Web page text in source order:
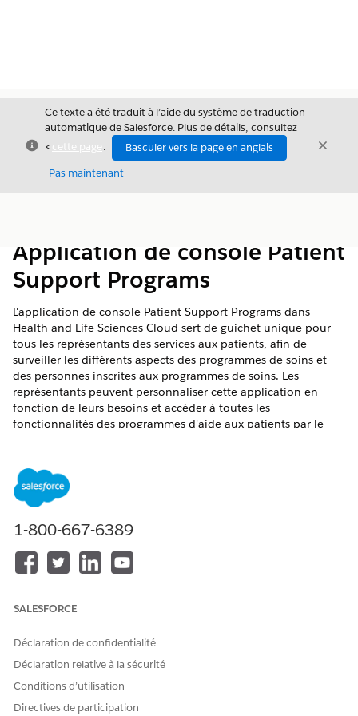
Fermer
Ce texte a été traduit à l’aide du système de traduction
automatique de Salesforce. Plus de détails, consultez
<cette page .
Basculer vers la page en anglais
Pas maintenant
Fermer
Application de console Patient
Support Programs
L'application de console Patient Support Programs dans
Health and Life Sciences Cloud sert de guichet unique pour
tous les représentants des services aux patients, afin de
surveiller les différents aspects des programmes de soins et
des personnes inscrites aux programmes de soins. Les
représentants peuvent personnaliser cette application en
fonction de leurs besoins et accéder à toutes les
fonctionnalités des programmes d'aide aux patients par le
Disponible avec : Lightning Experience
Disponible avec : les éditions
Pour accéder à l’application Patient Support Programs, les
aux programmes de soutien aux patients en tant qu'agent de
requête à votre représentant des services aux patients.
les représentants des services aux patients
1-800-667-6389
SALESFORCE
Déclaration de confidentialité
Déclaration relative à la sécurité
Conditions d’utilisation
Directives de participation